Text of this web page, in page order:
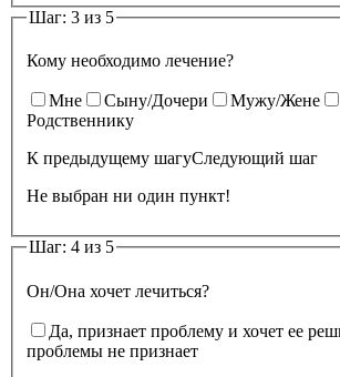
Шаг: 3 из 5
Кому необходимо лечение?
Мне Сыну/Дочери Мужу/Жене
Родственнику
К предыдущему шагуСледующий шаг
Не выбран ни один пункт!
Шаг: 4 из 5
Он/Она хочет лечиться?
Да, признает проблему и хочет ее
проблемы не признает